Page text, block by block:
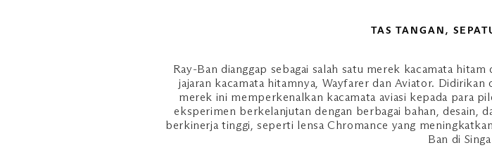
TAS TANGAN,
Ray-Ban dianggap sebagai salah satu merek kacamata
jajaran kacamata hitamnya, Wayfarer dan Aviator. Didirikan
merek ini memperkenalkan kacamata aviasi kepada para
eksperimen berkelanjutan dengan berbagai bahan, desain,
berkinerja tinggi, seperti lensa Chromance yang
Ban di